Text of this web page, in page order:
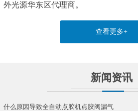
外光源华东区代理商。
查看更多+
新闻资讯
什么原因导致全自动点胶机点胶阀漏气